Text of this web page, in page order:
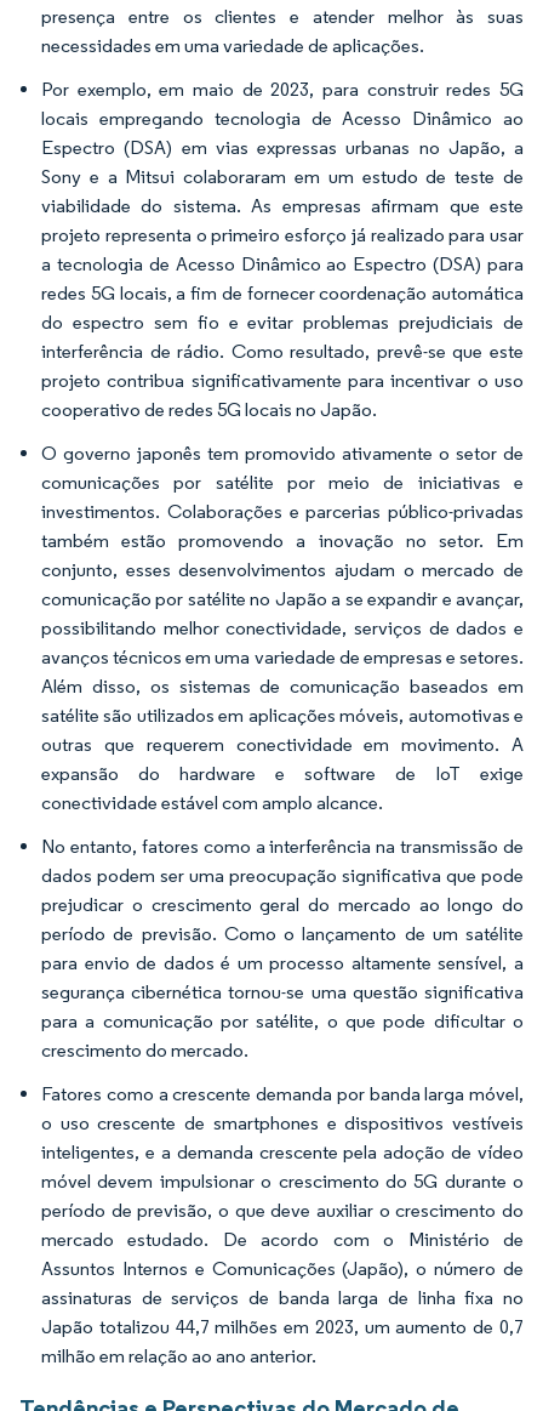
presença entre os clientes e atender melhor às suas
necessidades em uma variedade de aplicações.
Por exemplo, em maio de 2023, para construir redes 5G
locais empregando tecnologia de Acesso Dinâmico ao
Espectro (DSA) em vias expressas urbanas no Japão, a
Sony e a Mitsui colaboraram em um estudo de teste de
viabilidade do sistema. As empresas afirmam que este
projeto representa o primeiro esforço já realizado para usar
a tecnologia de Acesso Dinâmico ao Espectro (DSA) para
redes 5G locais, a fim de fornecer coordenação automática
do espectro sem fio e evitar problemas prejudiciais de
interferência de rádio. Como resultado, prevê-se que este
projeto contribua significativamente para incentivar o uso
cooperativo de redes 5G locais no Japão.
O governo japonês tem promovido ativamente o setor de
comunicações por satélite por meio de iniciativas e
investimentos. Colaborações e parcerias público-privadas
também estão promovendo a inovação no setor. Em
conjunto, esses desenvolvimentos ajudam o mercado de
comunicação por satélite no Japão a se expandir e avançar,
possibilitando melhor conectividade, serviços de dados e
avanços técnicos em uma variedade de empresas e setores.
Além disso, os sistemas de comunicação baseados em
satélite são utilizados em aplicações móveis, automotivas e
outras que requerem conectividade em movimento. A
expansão do hardware e software de IoT exige
conectividade estável com amplo alcance.
No entanto, fatores como a interferência na transmissão de
dados podem ser uma preocupação significativa que pode
prejudicar o crescimento geral do mercado ao longo do
período de previsão. Como o lançamento de um satélite
para envio de dados é um processo altamente sensível, a
segurança cibernética tornou-se uma questão significativa
para a comunicação por satélite, o que pode dificultar o
crescimento do mercado.
Fatores como a crescente demanda por banda larga móvel,
o uso crescente de smartphones e dispositivos vestíveis
inteligentes, e a demanda crescente pela adoção de vídeo
móvel devem impulsionar o crescimento do 5G durante o
período de previsão, o que deve auxiliar o crescimento do
mercado estudado. De acordo com o Ministério de
Assuntos Internos e Comunicações (Japão), o número de
assinaturas de serviços de banda larga de linha fixa no
Japão totalizou 44,7 milhões em 2023, um aumento de 0,7
milhão em relação ao ano anterior.